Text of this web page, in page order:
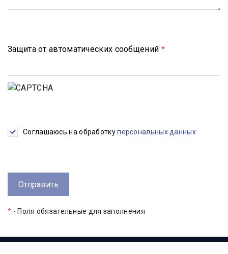
Защита от автоматических сообщений *
Соглашаюсь на обработкуперсональных данных
* - Поля обязательные для заполнения